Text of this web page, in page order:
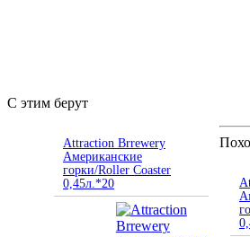
С этим берут
Attraction Brrewery
Американские
горки/Roller Coaster
0,45л.*20